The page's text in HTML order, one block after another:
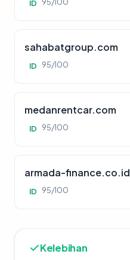
ID
sahabatgroup.com
ID 95/100
medanrentcar.com
ID 95/100
armada-finance.co.id
ID 95/100
Kelebihan